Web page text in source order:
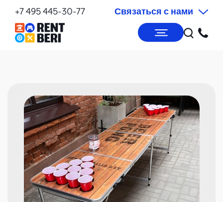
+7 495 445-30-77 Связаться с нами